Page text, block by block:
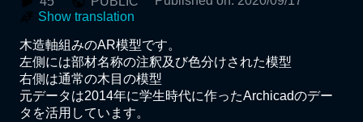
Show translation
木造軸組みのAR模型です。
左側には部材名称の注釈及び色分けされた模型
右側は通常の木目の模型
元データは2014年に学生時代に作ったArchicadのデー
タを活用しています。